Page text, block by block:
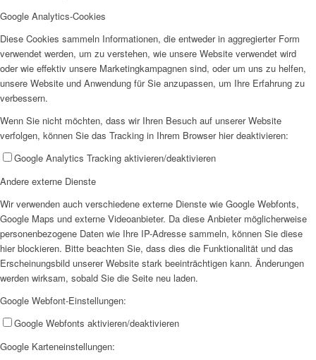
EFUS jetzt auch mobil: Der Bus tourt durch den Kreis
– die Termine
Kinderschutz
Google Analytics-Cookies
Diese Cookies sammeln Informationen, die entweder in aggregierter Form
verwendet werden, um zu verstehen, wie unsere Website verwendet wird
oder wie effektiv unsere Marketingkampagnen sind, oder um uns zu helfen,
unsere Website und Anwendung für Sie anzupassen, um Ihre Erfahrung zu
verbessern.
Wenn Sie nicht möchten, dass wir Ihren Besuch auf unserer Website
verfolgen, können Sie das Tracking in Ihrem Browser hier deaktivieren:
Google Analytics Tracking aktivieren/deaktivieren
Andere externe Dienste
Wir verwenden auch verschiedene externe Dienste wie Google Webfonts,
Google Maps und externe Videoanbieter. Da diese Anbieter möglicherweise
personenbezogene Daten wie Ihre IP-Adresse sammeln, können Sie diese
hier blockieren. Bitte beachten Sie, dass dies die Funktionalität und das
Erscheinungsbild unserer Website stark beeinträchtigen kann. Änderungen
werden wirksam, sobald Sie die Seite neu laden.
Google Webfont-Einstellungen:
Google Webfonts aktivieren/deaktivieren
Google Karteneinstellungen: